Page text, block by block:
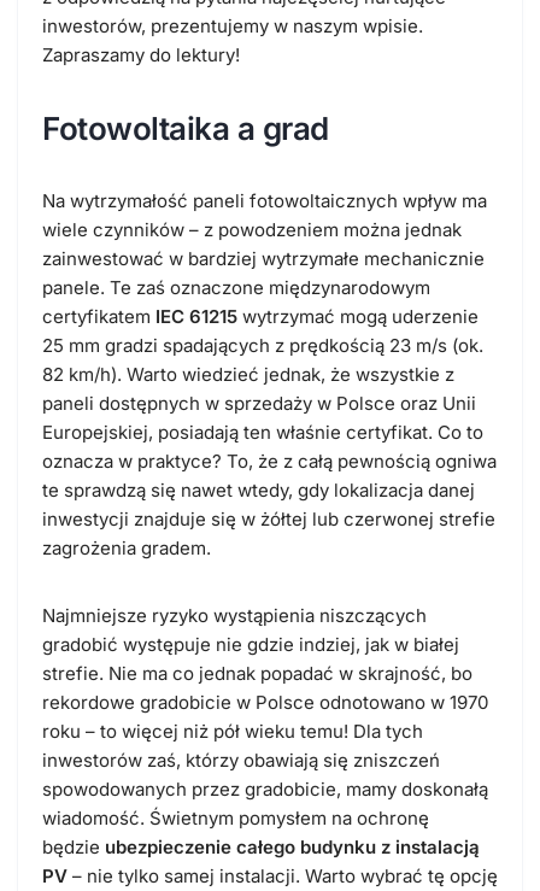
inwestorów, prezentujemy w naszym wpisie.
Zapraszamy do lektury!
Fotowoltaika a grad
Na wytrzymałość paneli fotowoltaicznych wpływ ma
wiele czynników – z powodzeniem można jednak
zainwestować w bardziej wytrzymałe mechanicznie
panele. Te zaś oznaczone międzynarodowym
certyfikatem IEC 61215 wytrzymać mogą uderzenie
25 mm gradzi spadających z prędkością 23 m/s (ok.
82 km/h). Warto wiedzieć jednak, że wszystkie z
paneli dostępnych w sprzedaży w Polsce oraz Unii
Europejskiej, posiadają ten właśnie certyfikat. Co to
oznacza w praktyce? To, że z całą pewnością ogniwa
te sprawdzą się nawet wtedy, gdy lokalizacja danej
inwestycji znajduje się w żółtej lub czerwonej strefie
zagrożenia gradem.
Najmniejsze ryzyko wystąpienia niszczących
gradobić występuje nie gdzie indziej, jak w białej
strefie. Nie ma co jednak popadać w skrajność, bo
rekordowe gradobicie w Polsce odnotowano w 1970
roku – to więcej niż pół wieku temu! Dla tych
inwestorów zaś, którzy obawiają się zniszczeń
spowodowanych przez gradobicie, mamy doskonałą
wiadomość. Świetnym pomysłem na ochronę
będzie ubezpieczenie całego budynku z instalacją
PV – nie tylko samej instalacji. Warto wybrać tę opcję